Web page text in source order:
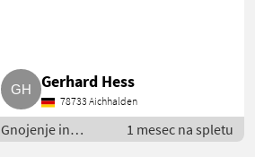
Gerhard Hess
78733 Aichhalden
Gnojenje in
namakanje / Cevi
1 mesec na spletu